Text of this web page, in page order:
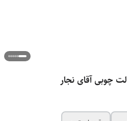
چوبی آقای نجار